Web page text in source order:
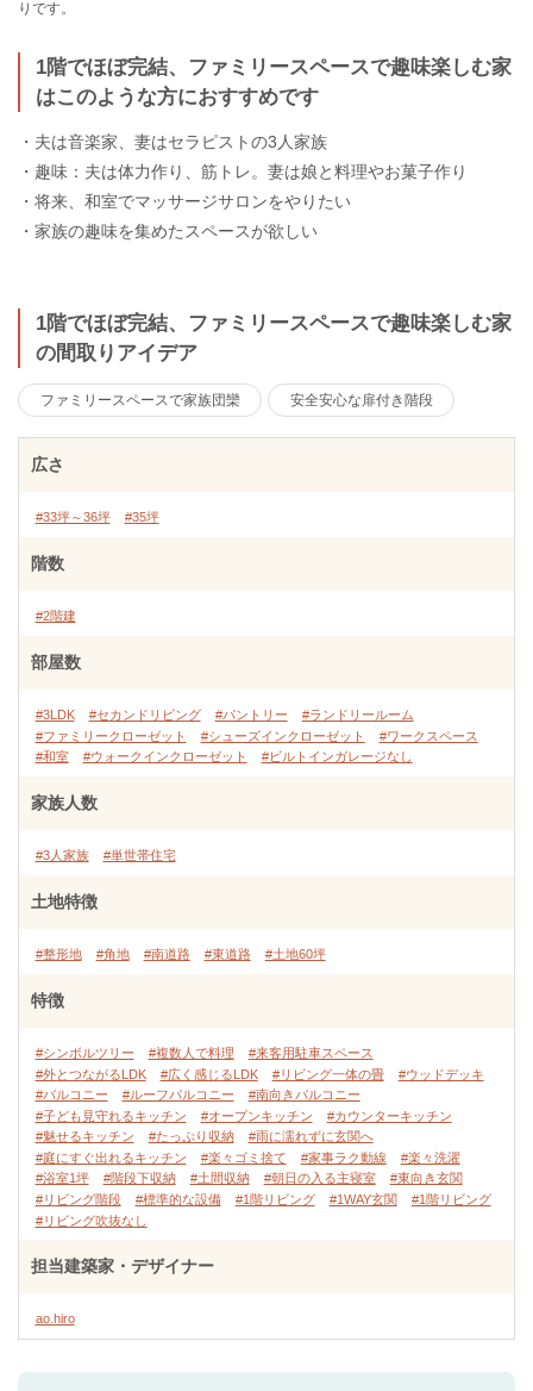
りです。
1階でほぼ完結、ファミリースペースで趣味楽しむ家
はこのような方におすすめです
・夫は音楽家、妻はセラピストの3人家族
・趣味：夫は体力作り、筋トレ。妻は娘と料理やお菓子作り
・将来、和室でマッサージサロンをやりたい
・家族の趣味を集めたスペースが欲しい
1階でほぼ完結、ファミリースペースで趣味楽しむ家
の間取りアイデア
ファミリースペースで家族団欒 安全安心な扉付き階段
広さ
#33坪～36坪 #35坪
階数
#2階建
部屋数
#3LDK #セカンドリビング #パントリー
#ランドリールーム
#ファミリークローゼット
#シューズインクローゼット
#ワークスペース
#和室
#ウォークインクローゼット #ビルトインガレージなし
家族人数
#3人家族 #単世帯住宅
土地特徴
#整形地 #角地 #南道路 #東道路 #土地60坪
特徴
#シンボルツリー #複数人で料理
#来客用駐車スペース
#外とつながるLDK
#広く感じるLDK #リビング一体の畳
#ウッドデッキ
#バルコニー
#ルーフバルコニー
#南向きバルコニー
#子ども見守れるキッチン
#オープンキッチン
#カウンターキッチン
#魅せるキッチン
#たっぷり収納
#雨に濡れずに玄関へ
#庭にすぐ出れるキッチン
#楽々ゴミ捨て #家事ラク動線
#楽々洗濯
#浴室1坪
#階段下収納 #土間収納 #朝日の入る主寝室
#東向き玄関
#リビング階段
#標準的な設備 #1階リビング #1WAY玄関
#1階リビング
#リビング吹抜なし
担当建築家・デザイナー
ao.hiro